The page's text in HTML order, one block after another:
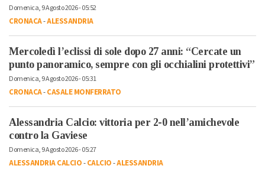
Domenica, 9 Agosto 2026 - 05:52
CRONACA-ALESSANDRIA
Mercoledì l’eclissi di sole dopo 27 anni: “Cercate un
punto panoramico, sempre con gli occhialini protettivi”
Domenica, 9 Agosto 2026 - 05:31
CRONACA-CASALE MONFERRATO
Alessandria Calcio: vittoria per 2-0 nell’amichevole
contro la Gaviese
Domenica, 9 Agosto 2026 - 05:27
ALESSANDRIA CALCIO-CALCIO-ALESSANDRIA